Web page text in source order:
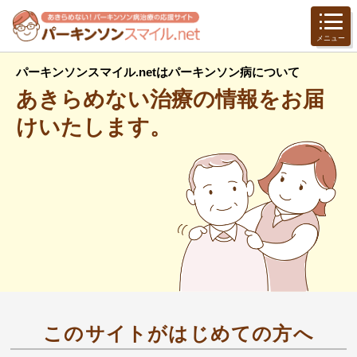
メニュー
パーキンソンスマイル.netはパーキンソン病について
あきらめない治療の情報をお届
けいたします。
このサイトがはじめての方へ